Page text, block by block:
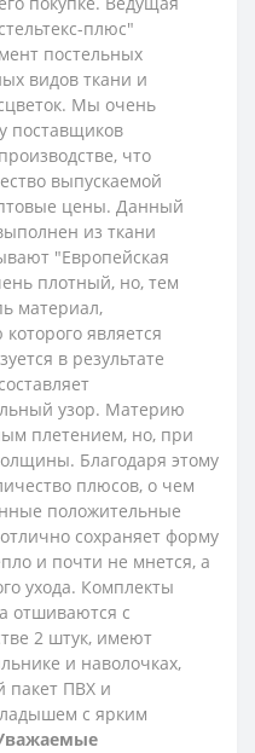
плюс"
постельных
видов ткани и
Мы очень
поставщиков
что
выпускаемой
цены. Данный
из ткани
"Европейская
плотный, но, тем
материал,
является
в результате
узор. Материю
плетением, но, при
Благодаря этому
плюсов, о чем
положительные
сохраняет форму
и почти не мнется, а
ухода. Комплекты
отшиваются с
2 штук, имеют
и наволочках,
пакет ПВХ и
с ярким